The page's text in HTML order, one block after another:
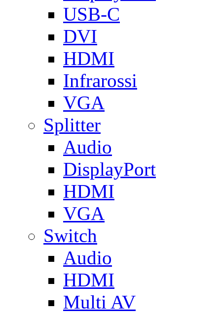
USB-C
DVI
HDMI
Infrarossi
VGA
Splitter
Audio
DisplayPort
HDMI
VGA
Switch
Audio
HDMI
Multi AV